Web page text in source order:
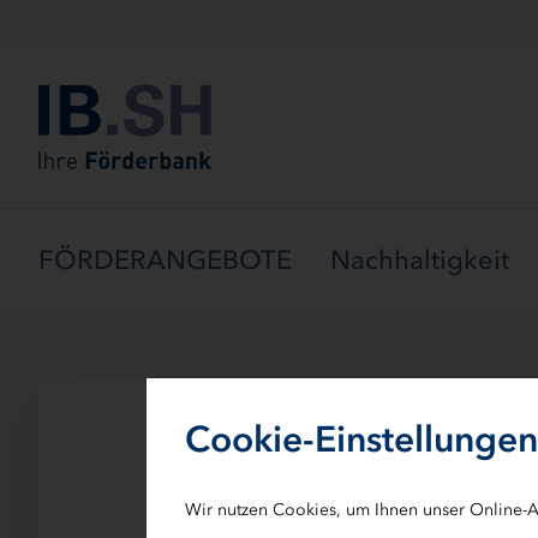
Cookie-Einstellungen
Wir nutzen Cookies, um Ihnen unser
FÖRDERANGEBOTE Nachhaltigkeit
Markus Boelke